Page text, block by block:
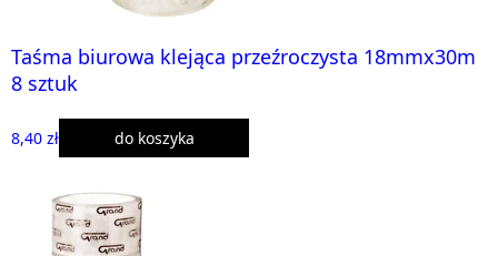
Taśma biurowa klejąca przeźroczysta 18mmx30m
8 sztuk
8,40 zł do koszyka